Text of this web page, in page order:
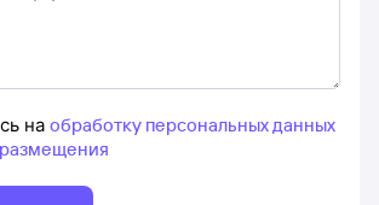
на обработку персональных данных